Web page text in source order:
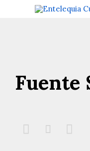
Fuente
  